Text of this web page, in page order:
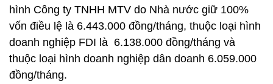
hình Công ty TNHH MTV do Nhà nước giữ 100%
vốn điều lệ là 6.443.000 đồng/tháng, thuộc loại hình
doanh nghiệp FDI là 6.138.000 đồng/tháng và
thuộc loại hình doanh nghiệp dân doanh 6.059.000
đồng/tháng.